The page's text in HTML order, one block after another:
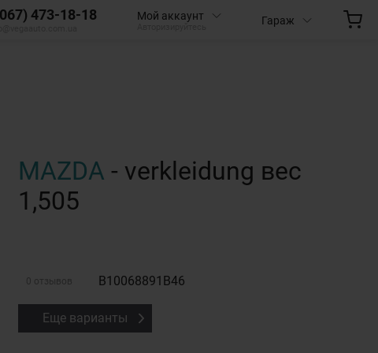
473-18-18 Мой аккаунт Гараж
MAZDA - verkleidung вес
1,505
0 отзывов B10068891B46
Еще варианты